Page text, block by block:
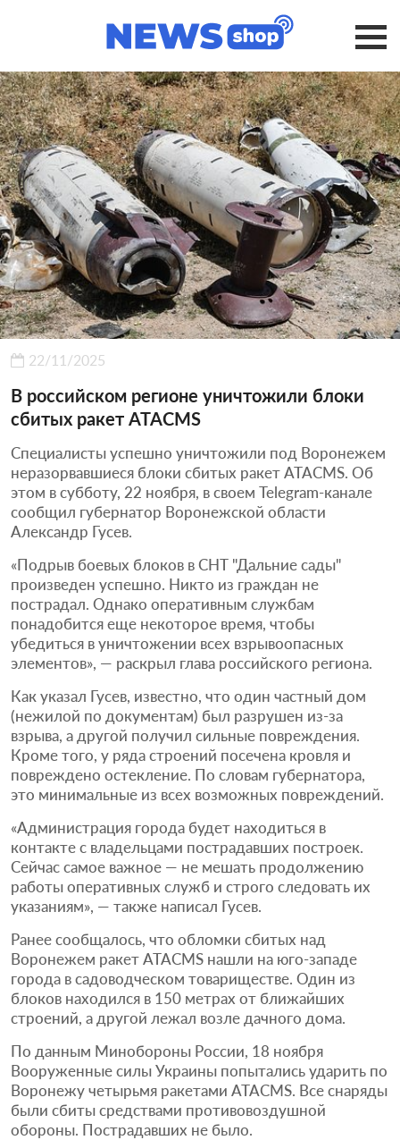
22/11/2025
В российском регионе уничтожили блоки
сбитых ракет ATACMS
Специалисты успешно уничтожили под Воронежем
неразорвавшиеся блоки сбитых ракет ATACMS. Об
этом в субботу, 22 ноября, в своем Telegram-канале
сообщил губернатор Воронежской области
Александр Гусев.
«Подрыв боевых блоков в СНТ "Дальние сады"
произведен успешно. Никто из граждан не
пострадал. Однако оперативным службам
понадобится еще некоторое время, чтобы
убедиться в уничтожении всех взрывоопасных
элементов», — раскрыл глава российского региона.
Как указал Гусев, известно, что один частный дом
(нежилой по документам) был разрушен из-за
взрыва, а другой получил сильные повреждения.
Кроме того, у ряда строений посечена кровля и
повреждено остекление. По словам губернатора,
это минимальные из всех возможных повреждений.
«Администрация города будет находиться в
контакте с владельцами пострадавших построек.
Сейчас самое важное — не мешать продолжению
работы оперативных служб и строго следовать их
указаниям», — также написал Гусев.
Ранее сообщалось, что обломки сбитых над
Воронежем ракет ATACMS нашли на юго-западе
города в садоводческом товариществе. Один из
блоков находился в 150 метрах от ближайших
строений, а другой лежал возле дачного дома.
По данным Минобороны России, 18 ноября
Вооруженные силы Украины попытались ударить по
Воронежу четырьмя ракетами ATACMS. Все снаряды
были сбиты средствами противовоздушной
обороны. Пострадавших не было.